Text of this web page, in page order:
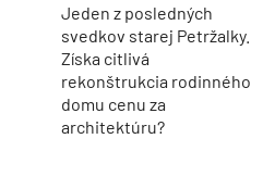
Jeden z posledných
svedkov starej Petržalky.
Získa citlivá
rekonštrukcia rodinného
domu cenu za
architektúru?